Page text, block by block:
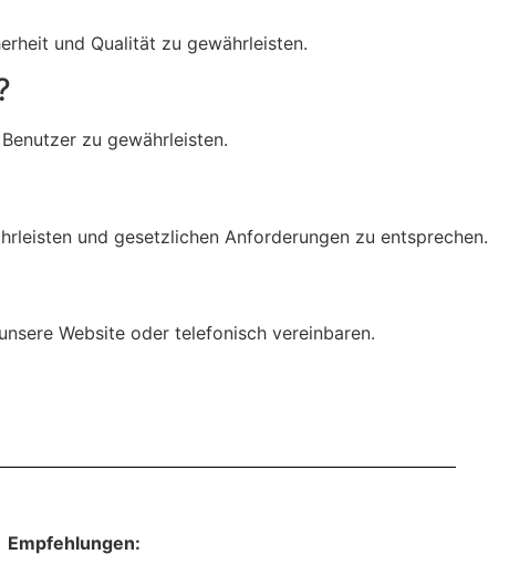
und Qualität zu gewährleisten.
zu gewährleisten.
und gesetzlichen Anforderungen zu entsprechen.
Website oder telefonisch vereinbaren.
Empfehlungen: